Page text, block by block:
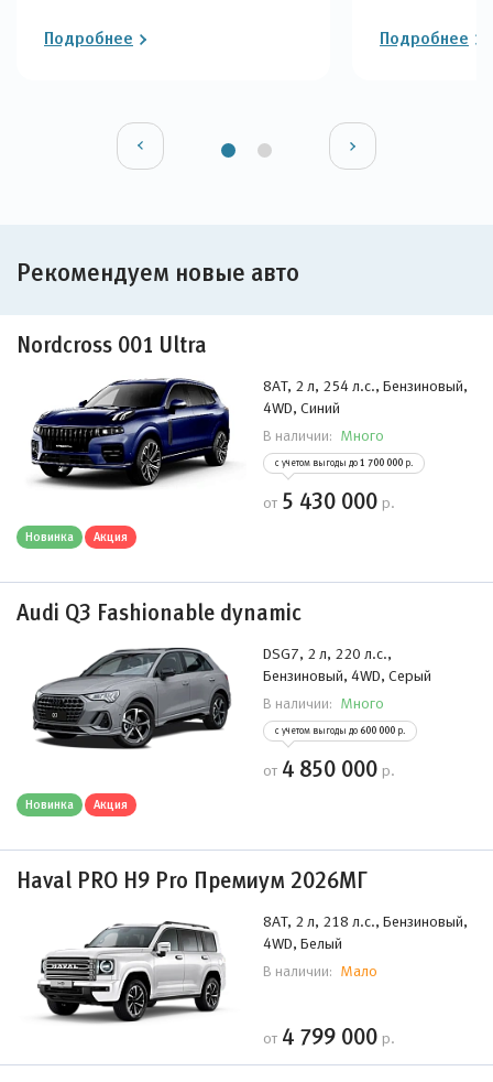
Подробнее Подробнее
Рекомендуем новые авто
Nordcross 001 Ultra
8AT, 2 л, 254 л.с., Бензиновый,
4WD, Синий
В наличии: Много
с учетом выгоды до 1 700 000 р.
от 5 430 000 р.
Новинка Акция
Audi Q3 Fashionable dynamic
DSG7, 2 л, 220 л.с.,
Бензиновый, 4WD, Серый
В наличии: Много
с учетом выгоды до 600 000 р.
от 4 850 000 р.
Новинка Акция
Haval PRO H9 Pro Премиум 2026МГ
8AT, 2 л, 218 л.с., Бензиновый,
4WD, Белый
В наличии: Мало
от 4 799 000 р.